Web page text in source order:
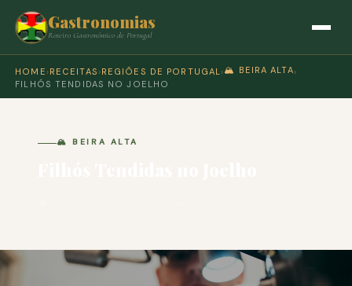
Gastronomias
Roteiro Gastronómico de Portugal
HOME › RECEITAS › REGIÕES DE PORTUGAL ›🏔️ BEIRA ALTA›
FILHÓS TENDIDAS NO JOELHO
🏔️ BEIRA ALTA